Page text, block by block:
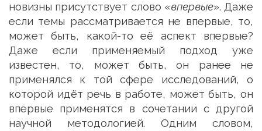
новизны присутствует слово «впервые». Даже
если темы рассматривается не впервые, то,
может быть, какой-то её аспект впервые?
Даже если применяемый подход уже
известен, то, может быть, он ранее не
применялся к той сфере исследований, о
которой идёт речь в работе, может быть, он
впервые применятся в сочетании с другой
научной методологией. Одним словом,